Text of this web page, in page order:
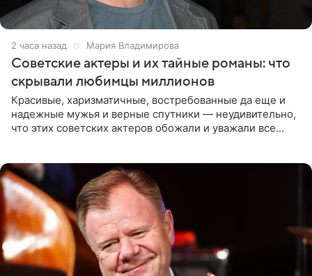
2 часа назад Мария Владимирова
Советские актеры и их тайные романы: что
скрывали любимцы миллионов
Красивые, харизматичные, востребованные да еще и
надежные мужья и верные спутники — неудивительно,
что этих советских актеров обожали и уважали все